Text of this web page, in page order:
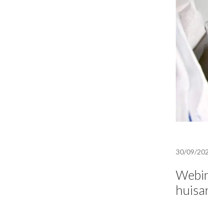
30/09/